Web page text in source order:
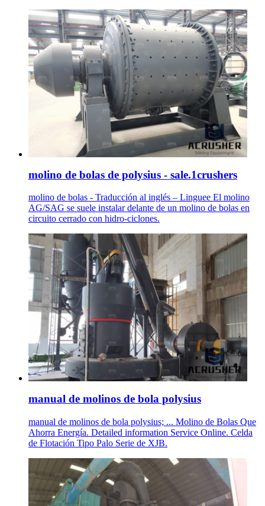
molino de bolas de polysius - sale.1crushers
molino de bolas - Traducción al inglés – Linguee El molino
AG/SAG se suele instalar delante de un molino de bolas en
circuito cerrado con hidro-ciclones.
manual de molinos de bola polysius
manual de molinos de bola polysius; ... Molino de Bolas Que
Ahorra Energía. Detailed information Service Online. Celda
de Flotación Tipo Palo Serie de XJB.